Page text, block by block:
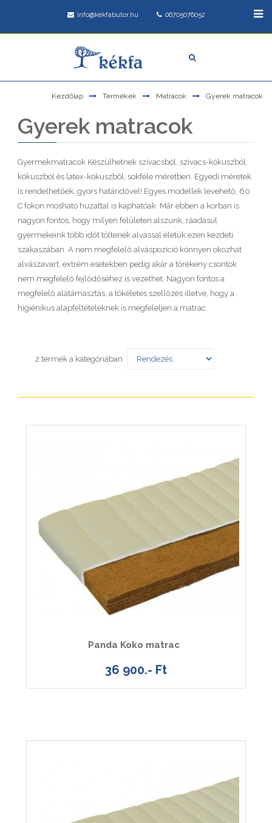
info@kekfabutor.hu 06705076052
Kezdőlap Termékek Matracok Gyerek matracok
Gyerek matracok
Gyermekmatracok Készülhetnek szivacsból, szivacs-kókuszból,
kókuszból és latex-kókuszból, sokféle méretben. Egyedi méretek
is rendelhetőek, gyors határidővel! Egyes modellek levehető, 60
C fokon mosható huzattal is kaphatóak. Már ebben a korban is
nagyon fontos, hogy milyen felületen alszunk, ráadásul
gyermekeink több időt töltenek alvással életük ezen kezdeti
szakaszában. A nem megfelelő alváspozíció könnyen okozhat
alvászavart, extrém esetekben pedig akár a törékeny csontok
nem megfelelő fejlődőséhez is vezethet. Nagyon fontos a
megfelelő alátámasztás, a tökéletes szellőzés illetve, hogy a
higiénikus alapfeltételeknek is megfeleljen a matrac.
2 termék a kategóriában
Panda Koko matrac
36 900.- Ft